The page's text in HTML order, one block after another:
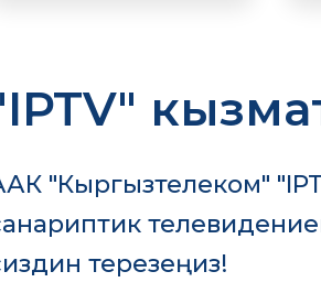
Валюта курсунун
Аба ырайынын
көрсөткүчү
"Кыргызтелеком"
терезеңиз!